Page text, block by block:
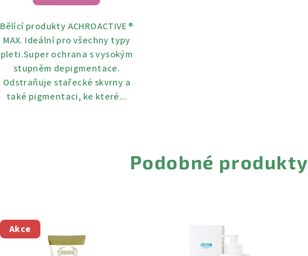
Bělící produkty ACHROACTIVE ®
МАХ. Ideální pro všechny typy
pleti.Super ochrana s vysokým
stupněm depigmentace.
Odstraňuje stařecké skvrny a
také pigmentaci, ke které...
Podobné produkty
Akce